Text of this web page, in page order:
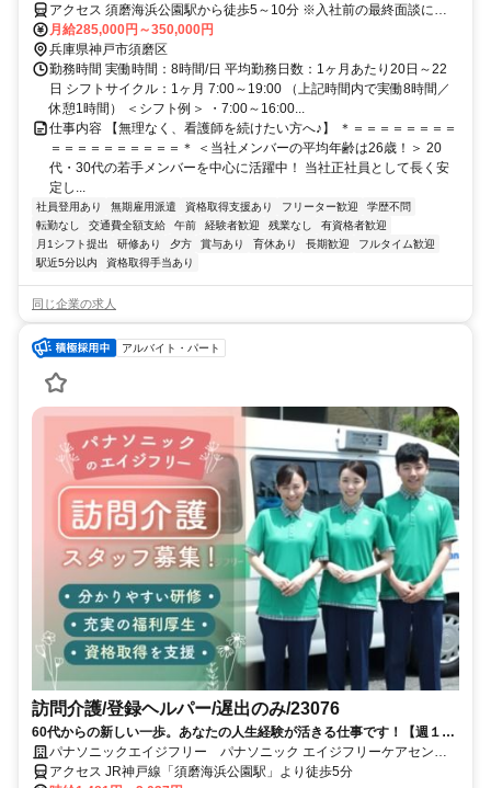
ンバーが中心に活躍中！当社正社員として安定して働ける好環境◎
アクセス 須磨海浜公園駅から徒歩5～10分 ※入社前の最終面談にて
配属先を決定致します。
月給285,000円～350,000円
兵庫県神戸市須磨区
勤務時間 実働時間：8時間/日 平均勤務日数：1ヶ月あたり20日～22
日 シフトサイクル：1ヶ月 7:00～19:00 （上記時間内で実働8時間／
休憩1時間） ＜シフト例＞ ・7:00～16:00...
仕事内容 【無理なく、看護師を続けたい方へ♪】 ＊＝＝＝＝＝＝＝＝
＝＝＝＝＝＝＝＝＝＝＊ ＜当社メンバーの平均年齢は26歳！＞ 20
代・30代の若手メンバーを中心に活躍中！ 当社正社員として長く安
定し...
社員登用あり 無期雇用派遣 資格取得支援あり フリーター歓迎
学歴不問
転勤なし
交通費全額支給 午前 経験者歓迎 残業なし
有資格者歓迎
月1シフト提出
研修あり 夕方 賞与あり 育休あり 長期歓迎
フルタイム歓迎
駅近5分以内
資格取得手当あり
同じ企業の求人
アルバイト・パート
訪問介護/登録ヘルパー/遅出のみ/23076
60代からの新しい一歩。あなたの人生経験が活きる仕事です！【週１ｈ
～・未経験の方歓迎】60代からでも遅くありません。未経験でも安心し
て始められるサポート体制が整っています。
パナソニックエイジフリー パナソニック エイジフリーケアセンタ
ー神戸・訪問介護
アクセス JR神戸線「須磨海浜公園駅」より徒歩5分